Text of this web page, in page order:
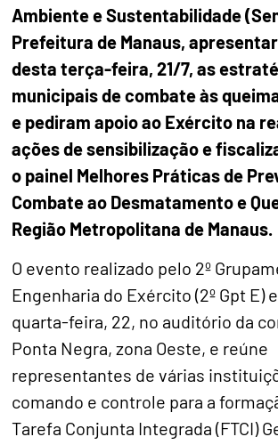
Ambiente e Sustentabilidade
Prefeitura de Manaus,
desta terça-feira, 21/7, as
municipais de combate às
e pediram apoio ao Exército na
ações de sensibilização e
o painel Melhores Práticas de
Combate ao Desmatamento e
Região Metropolitana de Manaus.
O evento realizado pelo 2º
Engenharia do Exército (2º Gpt E)
quarta-feira, 22, no auditório da
Ponta Negra, zona Oeste, e reúne
representantes de várias
comando e controle para a
Tarefa Conjunta Integrada (FTCI)